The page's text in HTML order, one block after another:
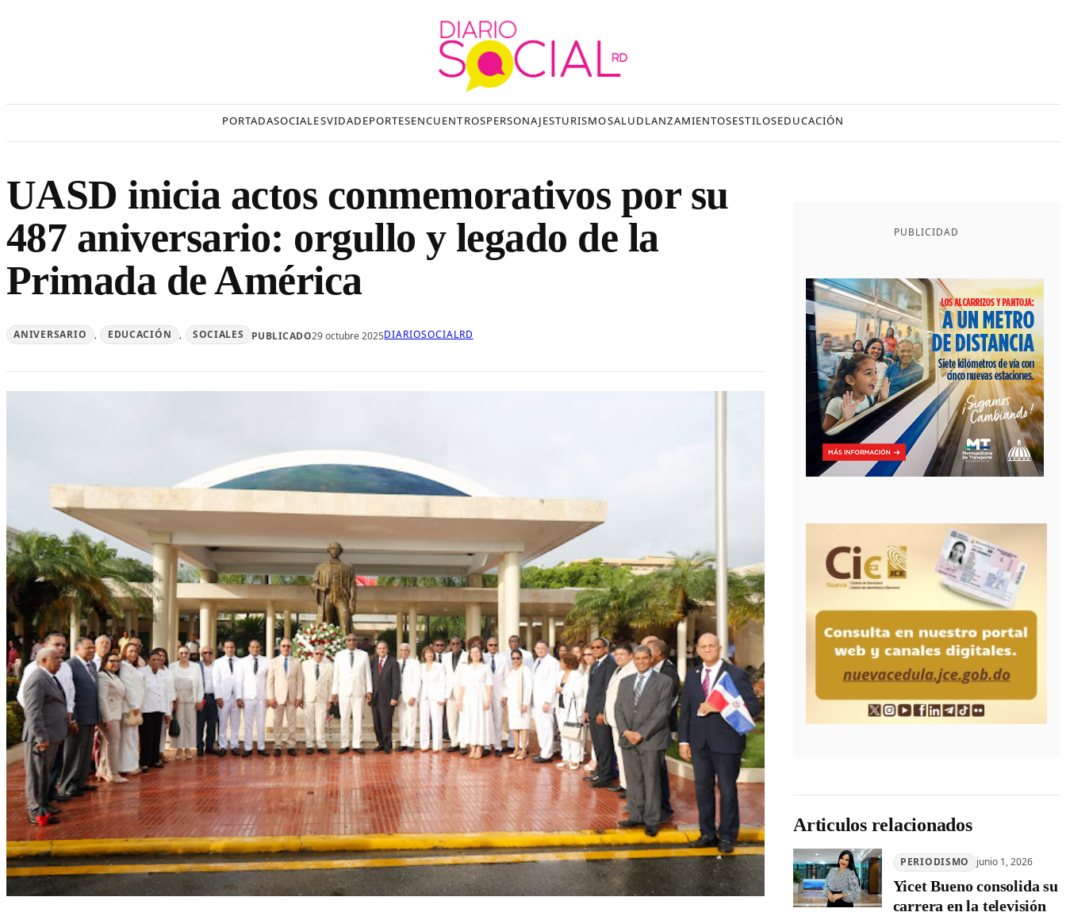
PORTADASOCIALESVIDADEPORTESENCUENTROSPERSONAJESTURISMOSALUDLANZAMIENTOSESTILOSEDUCACIÓN
UASD inicia actos conmemorativos por su
487 aniversario: orgullo y legado de la
Primada de América
ANIVERSARIO , EDUCACIÓN , SOCIALES PUBLICADO29 octubre 2025DIARIOSOCIALRD
PUBLICIDAD
Articulos relacionados
PERIODISMO junio 1, 2026
Yicet Bueno consolida su
carrera en la televisión